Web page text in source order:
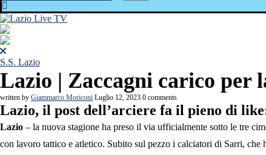
S.S. Lazio
Lazio | Zaccagni carico per
written by Giammarco Moriconi Luglio 12, 2023 0 comments
Lazio, il post dell’arciere fa il pieno di
Lazio – la nuova stagione ha preso il via ufficialmente sotto le tre
con lavoro tattico e atletico. Subito sul pezzo i calciatori di Sarri,